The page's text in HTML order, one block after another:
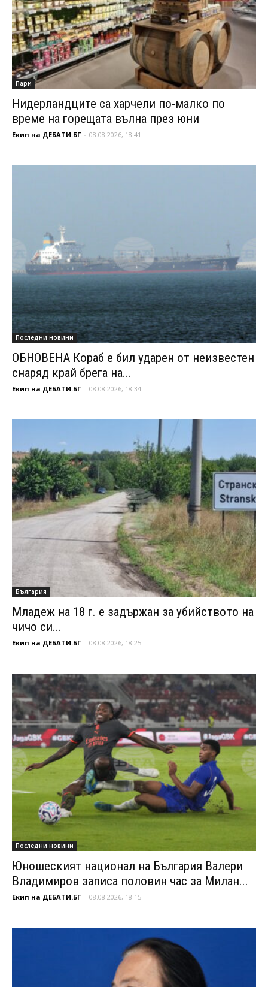
Пари
Нидерландците са харчели по-малко по
време на горещата вълна през юни
Екип на ДЕБАТИ.БГ - 08.08.2026, 18:41
Последни новини
ОБНОВЕНА Кораб е бил ударен от неизвестен
снаряд край брега на...
Екип на ДЕБАТИ.БГ - 08.08.2026, 18:34
България
Младеж на 18 г. е задържан за убийството на
чичо си...
Екип на ДЕБАТИ.БГ - 08.08.2026, 18:25
Последни новини
Юношеският национал на България Валери
Владимиров записа половин час за Милан...
Екип на ДЕБАТИ.БГ - 08.08.2026, 18:15